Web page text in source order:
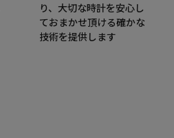
り、大切な時計を安心し
ておまかせ頂ける確かな
技術を提供します